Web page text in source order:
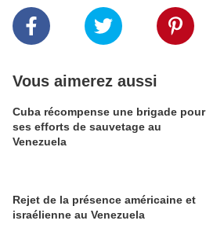
Vous aimerez aussi
Cuba récompense une brigade pour
ses efforts de sauvetage au
Venezuela
Rejet de la présence américaine et
israélienne au Venezuela